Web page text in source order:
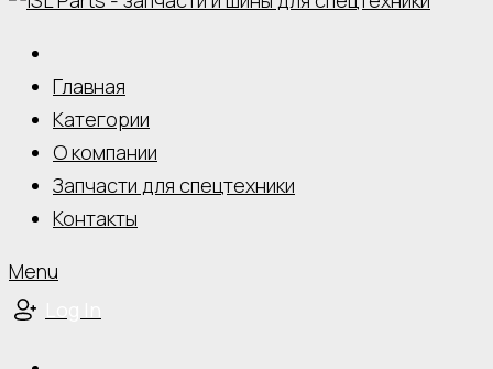
Главная
Категории
О компании
Запчасти для спецтехники
Контакты
Menu